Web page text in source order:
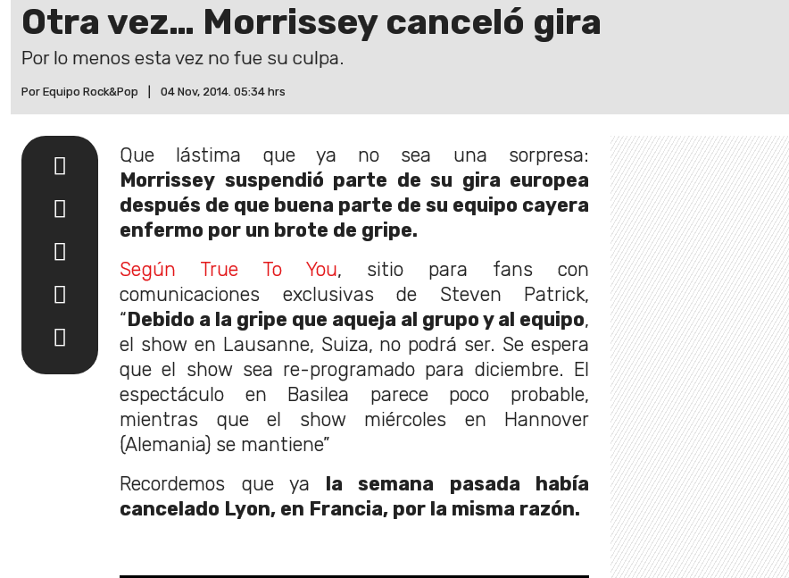
Otra vez… Morrissey canceló gira
Por lo menos esta vez no fue su culpa.
Por Equipo Rock&Pop 04 Nov, 2014. 05:34 hrs
Que lástima que ya no sea una sorpresa:
Morrissey suspendió parte de su gira europea
después de que buena parte de su equipo cayera
enfermo por un brote de gripe.
Según True To You, sitio para fans con
comunicaciones exclusivas de Steven Patrick,
“Debido a la gripe que aqueja al grupo y al equipo,
el show en Lausanne, Suiza, no podrá ser. Se espera
que el show sea re-programado para diciembre. El
espectáculo en Basilea parece poco probable,
mientras que el show miércoles en Hannover
(Alemania) se mantiene”
Recordemos que ya la semana pasada había
cancelado Lyon, en Francia, por la misma razón.